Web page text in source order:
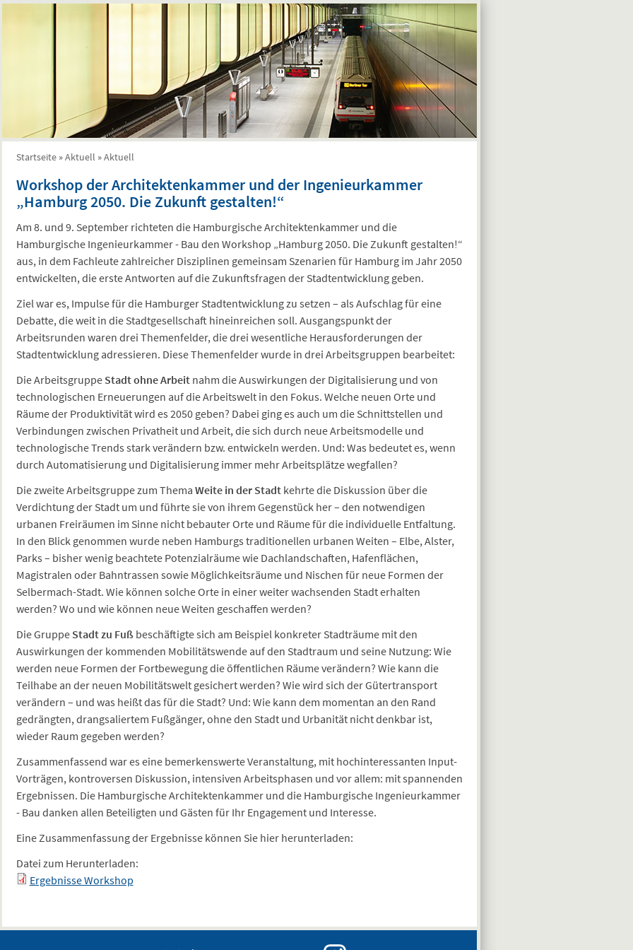
Sie sind hier
Startseite »Aktuell »Aktuell
Workshop der Architektenkammer und der Ingenieurkammer
„Hamburg 2050. Die Zukunft gestalten!“
Am 8. und 9. September richteten die Hamburgische Architektenkammer und die
Hamburgische Ingenieurkammer - Bau den Workshop „Hamburg 2050. Die Zukunft gestalten!“
aus, in dem Fachleute zahlreicher Disziplinen gemeinsam Szenarien für Hamburg im Jahr 2050
entwickelten, die erste Antworten auf die Zukunftsfragen der Stadtentwicklung geben.
Ziel war es, Impulse für die Hamburger Stadtentwicklung zu setzen – als Aufschlag für eine
Debatte, die weit in die Stadtgesellschaft hineinreichen soll. Ausgangspunkt der
Arbeitsrunden waren drei Themenfelder, die drei wesentliche Herausforderungen der
Stadtentwicklung adressieren. Diese Themenfelder wurde in drei Arbeitsgruppen bearbeitet:
Die Arbeitsgruppe Stadt ohne Arbeitnahm die Auswirkungen der Digitalisierung und von
technologischen Erneuerungen auf die Arbeitswelt in den Fokus. Welche neuen Orte und
Räume der Produktivität wird es 2050 geben? Dabei ging es auch um die Schnittstellen und
Verbindungen zwischen Privatheit und Arbeit, die sich durch neue Arbeitsmodelle und
technologische Trends stark verändern bzw. entwickeln werden. Und: Was bedeutet es, wenn
durch Automatisierung und Digitalisierung immer mehr Arbeitsplätze wegfallen?
Die zweite Arbeitsgruppe zum Thema Weite in der Stadtkehrte die Diskussion über die
Verdichtung der Stadt um und führte sie von ihrem Gegenstück her – den notwendigen
urbanen Freiräumen im Sinne nicht bebauter Orte und Räume für die individuelle Entfaltung.
In den Blick genommen wurde neben Hamburgs traditionellen urbanen Weiten – Elbe, Alster,
Parks – bisher wenig beachtete Potenzialräume wie Dachlandschaften, Hafenflächen,
Magistralen oder Bahntrassen sowie Möglichkeitsräume und Nischen für neue Formen der
Selbermach-Stadt. Wie können solche Orte in einer weiter wachsenden Stadt erhalten
werden? Wo und wie können neue Weiten geschaffen werden?
Die Gruppe Stadt zu Fußbeschäftigte sich am Beispiel konkreter Stadträume mit den
Auswirkungen der kommenden Mobilitätswende auf den Stadtraum und seine Nutzung: Wie
werden neue Formen der Fortbewegung die öffentlichen Räume verändern? Wie kann die
Teilhabe an der neuen Mobilitätswelt gesichert werden? Wie wird sich der Gütertransport
verändern – und was heißt das für die Stadt? Und: Wie kann dem momentan an den Rand
gedrängten, drangsaliertem Fußgänger, ohne den Stadt und Urbanität nicht denkbar ist,
wieder Raum gegeben werden?
Zusammenfassend war es eine bemerkenswerte Veranstaltung, mit hochinteressanten Input-
Vorträgen, kontroversen Diskussion, intensiven Arbeitsphasen und vor allem: mit spannenden
Ergebnissen. Die Hamburgische Architektenkammer und die Hamburgische Ingenieurkammer
- Bau danken allen Beteiligten und Gästen für Ihr Engagement und Interesse.
Eine Zusammenfassung der Ergebnisse können Sie hier herunterladen:
Datei zum Herunterladen:
Ergebnisse Workshop